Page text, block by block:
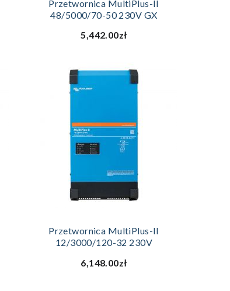
Przetwornica MultiPlus-II
48/5000/70-50 230V GX
5,442.00zł
Przetwornica MultiPlus-II
12/3000/120-32 230V
6,148.00zł